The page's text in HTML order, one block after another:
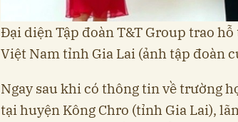
Đại diện Tập đoàn T&T Group trao
Việt Nam tỉnh Gia Lai (ảnh tập đoàn
Ngay sau khi có thông tin về trường
tại huyện Kông Chro (tỉnh Gia Lai),